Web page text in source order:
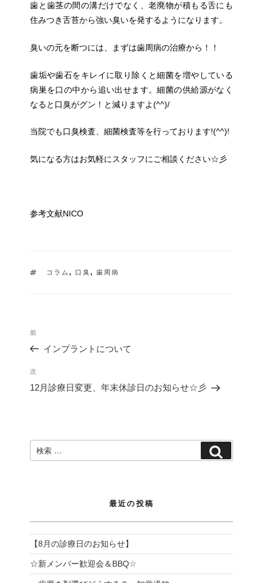
歯と歯茎の間の溝だけでなく、老廃物が積もる舌にも
住みつき舌苔から強い臭いを発するようになります。
臭いの元を断つには、まずは歯周病の治療から！！
歯垢や歯石をキレイに取り除くと細菌を増やしている
病巣を口の中から追い出せます。細菌の供給源がなく
なると口臭がグン！と減りますよ(^^)/
当院でも口臭検査、細菌検査等を行っております!(^^)!
気になる方はお気軽にスタッフにご相談ください☆彡
参考文献NICO
タ
コラム , 口臭, 歯周病
稿
ナ
ゲ
シ
過
去
の
投
稿
前
インプラントについて
次
の
次
12月診療日変更、年末休診日のお知らせ☆彡
検
索:
索
最近の投稿
【8月の診療日のお知らせ】
☆新メンバー歓迎会＆BBQ☆